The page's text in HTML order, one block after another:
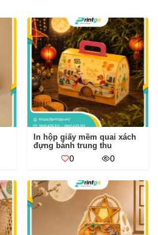
In hộp giấy mềm quai xách
đựng bánh trung thu
0 0